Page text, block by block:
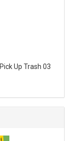
Up Trash 03